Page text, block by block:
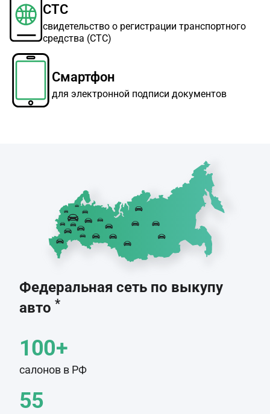
СТС
свидетельство о регистрации транспортного
средства (СТС)
Смартфон
для электронной подписи документов
Федеральная сеть по выкупу
авто *
100+
салонов в РФ
55